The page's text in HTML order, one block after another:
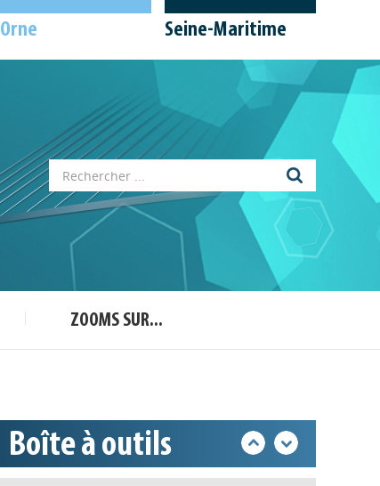
Orne Seine-Maritime
ZOOMS SUR...
Boîte à outils
Appels à projets
Déposer une actu !
Accéder à son compte - (Se
Base documentaire
Nos veilles Scoop.it